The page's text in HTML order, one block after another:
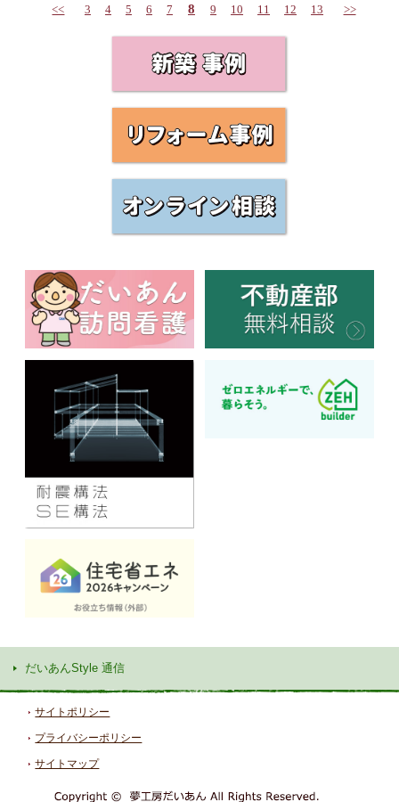
<< 3 4 5 6 7 8 9 10 11 12 13 >>
だいあんStyle 通信
サイトポリシー
プライバシーポリシー
サイトマップ